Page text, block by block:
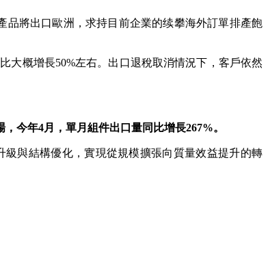
將出口歐洲，求持目前企業的续攀海外訂單排產飽
大概增長50%左右。出口退稅取消情況下，客戶依然
今年4月，單月組件出口量同比增長267%‌。
與結構優化，實現從規模擴張向質量效益提升的轉